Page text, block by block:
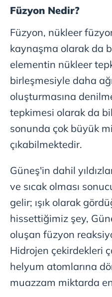
Füzyon Nedir?
Füzyon, nükleer
kaynaşma olarak da
elementin nükleer
birleşmesiyle daha
oluşturmasına
tepkimesi olarak da
sonunda çok büyük
çıkabilmektedir.
Güneş'in dahil
ve sıcak olması
gelir; ışık olarak
hissettiğimiz şey,
oluşan füzyon
Hidrojen çekirdekleri
helyum atomlarına
muazzam miktarda